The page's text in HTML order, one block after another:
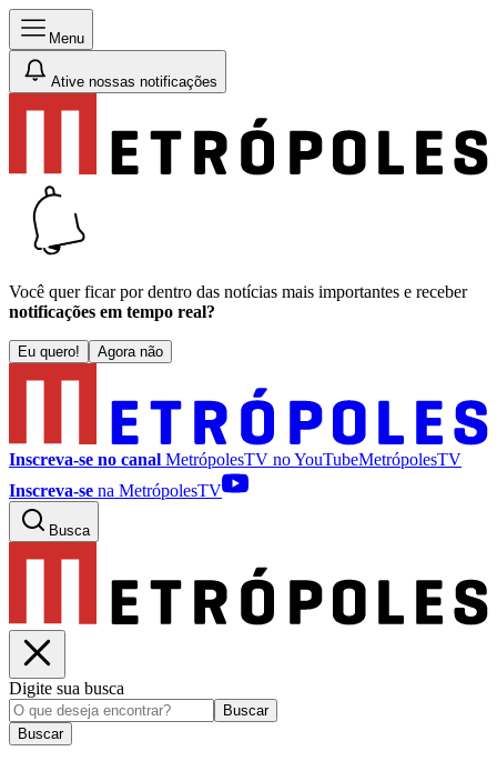
Menu
Ative nossas notificações
Você quer ficar por dentro das notícias mais importantes e receber
notificações em tempo real?
Eu quero! Agora não
Inscreva-se no canal MetrópolesTV noYouTubeMetrópolesTV
Inscreva-se na MetrópolesTV
Busca
Digite sua busca
Buscar
Buscar